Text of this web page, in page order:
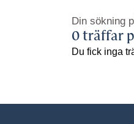
Din sökning
0 träffar
Du fick inga